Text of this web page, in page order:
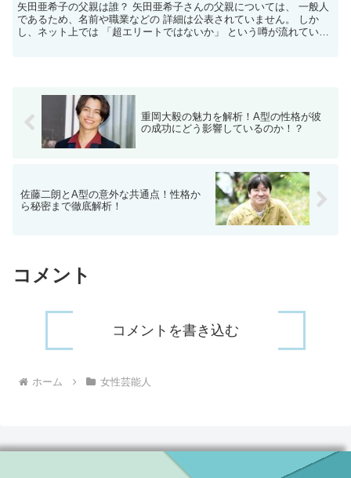
矢田亜希子の父親は誰？ 矢田亜希子さんの父親については、 一般人
であるため、名前や職業などの 詳細は公表されていません。 しか
し、ネット上では 「超エリートではないか」 という噂が流れていま
重岡大毅の魅力を解析！A型の性格が彼
の成功にどう影響しているのか！？
佐藤二朗とA型の意外な共通点！性格か
ら秘密まで徹底解析！
コメント
コメントを書き込む
ホーム 女性芸能人